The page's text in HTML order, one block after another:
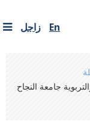
En زاجل
جامعة النجاح